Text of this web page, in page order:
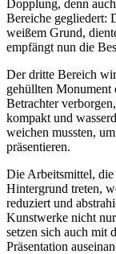
Dopplung, denn
Bereiche gegliedert:
weißem Grund,
empfängt nun die
Der dritte Bereich
gehüllten
Betrachter
kompakt und
weichen mussten,
präsentieren.
Die Arbeitsmittel,
Hintergrund treten,
reduziert und
Kunstwerke nicht
setzen sich auch mit
Präsentation